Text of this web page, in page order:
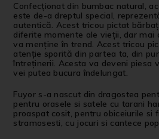
Confecționat din bumbac natural,
este de-a dreptul special,
autentică. Acest tricou pictat
diferite momente ale vieții, dar mai
va menține în trend. Acest tricou
atenție sporită din partea ta, din
întreținerii. Acesta va deveni piesa
vei putea bucura îndelungat.
Fuyor s-a nascut din dragostea
pentru orasele si satele cu tarani
proaspat cosit, pentru obiceiurile si
stramosesti, cu jocuri si cantece